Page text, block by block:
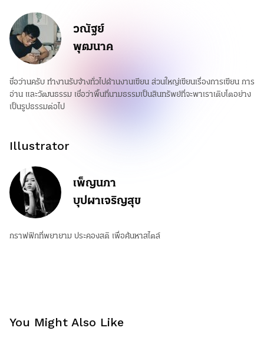
วณัฐย์
พุฒนาค
ชื่อว่านครับ ทำงานรับจ้างทั่วไปด้านงานเขียน ส่วนใหญ่เขียนเรื่องการเขียน การ
อ่าน และวัฒนธรรม เชื่อว่าพื้นที่นามธรรมเป็นสินทรัพย์ที่จะพาเราเติบโตอย่าง
เป็นรูปธรรมต่อไป
Illustrator
เพ็ญนภา
บุปผาเจริญสุข
กราฟฟิกที่พยายาม ประคองสติ เพื่อค้นหาสไตล์
You Might Also Like